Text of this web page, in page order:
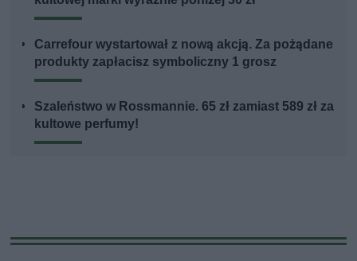
Carrefour wystartował z nową akcją. Za pożądane
produkty zapłacisz symboliczny 1 grosz
Szaleństwo w Rossmannie. 65 zł zamiast 589 zł za
kultowe perfumy!